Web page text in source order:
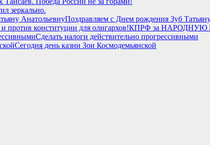
зеркально.
Поздравляем с Днем рождения Зуб
КПРФ за НАРОДНУЮ
Сделать налоги действительно прогрессивными
Сегодня день казни Зои Космодемьянской